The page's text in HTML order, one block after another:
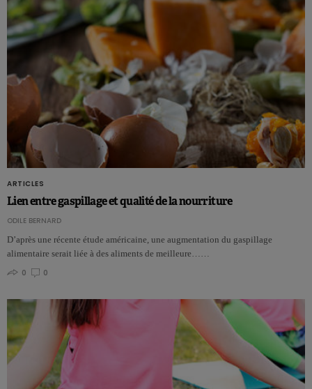
ARTICLES
Lien entre gaspillage et qualité de la nourriture
ODILE BERNARD
D’après une récente étude américaine, une augmentation du gaspillage
alimentaire serait liée à des aliments de meilleure……
0
0